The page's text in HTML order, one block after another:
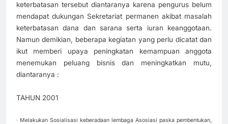
keterbatasan tersebut diantaranya karena pengurus belum
mendapat dukungan Sekretariat permanen akibat masalah
keterbatasan dana dan sarana serta iuran keanggotaan.
Namun demikian, beberapa kegiatan yang perlu dicatat dan
ikut memberi upaya peningkatan kemampuan anggota
menemukan peluang bisnis dan meningkatkan mutu,
diantaranya :
TAHUN 2001
· Melakukan Sosialisasi keberadaan lembaga Asosiasi paska pembentukan,